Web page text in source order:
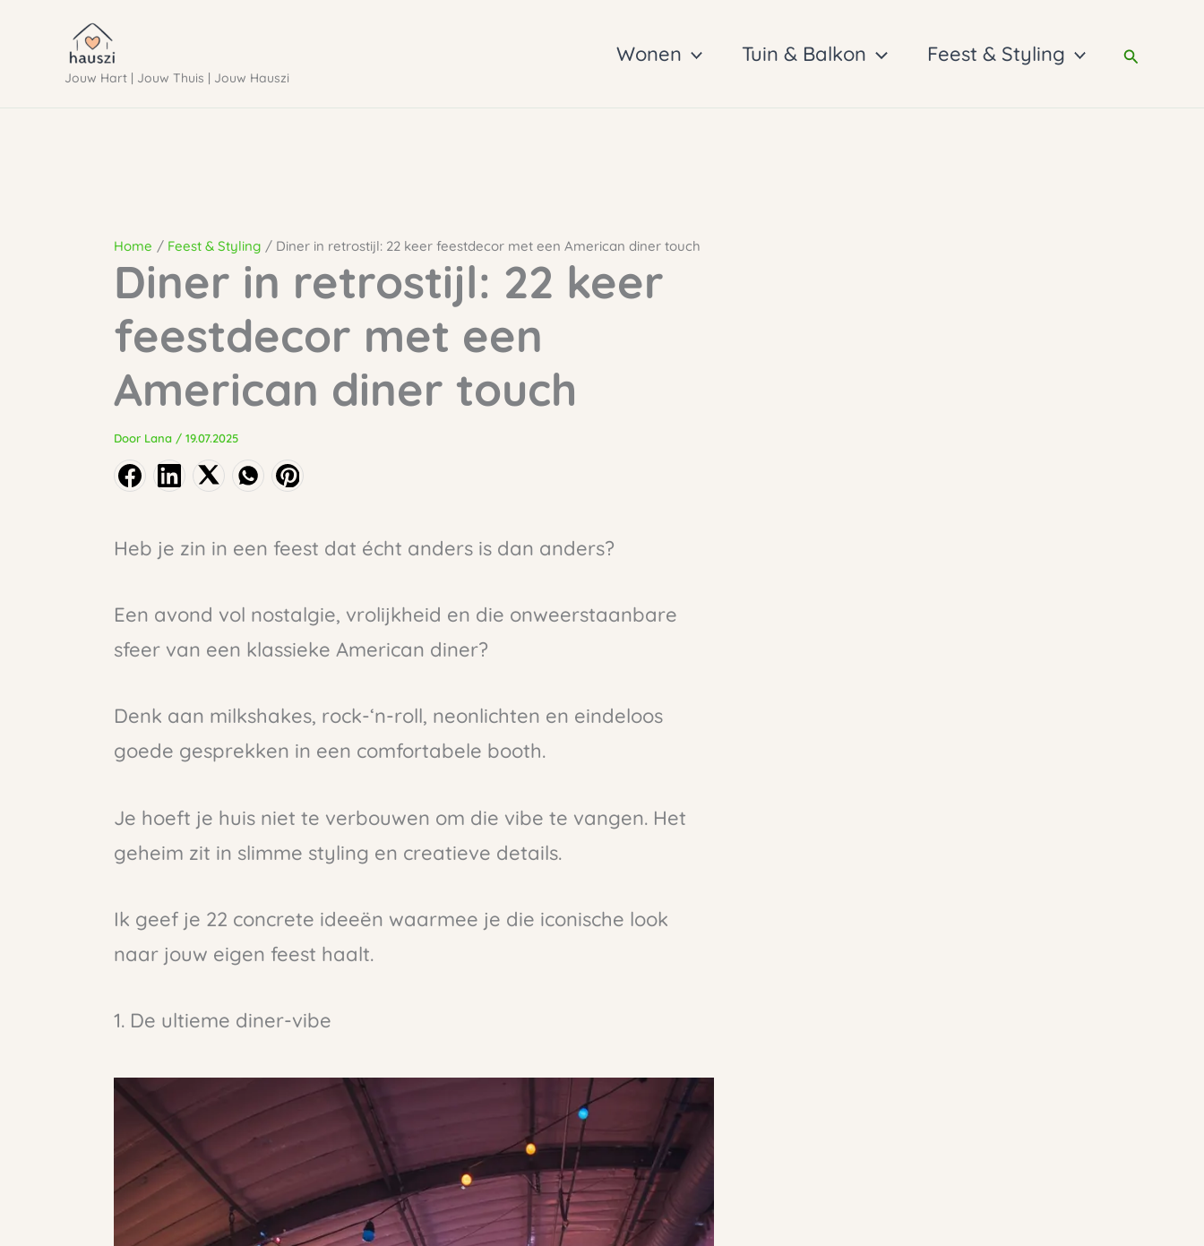
Jouw Hart | Jouw Thuis | Jouw Hauszi
Wonen Tuin & Balkon Feest & Styling Zoeken
Home Feest & Styling Diner in retrostijl: 22 keer feestdecor met een American diner touch
Diner in retrostijl: 22 keer
feestdecor met een
American diner touch
Door Lana / 19.07.2025
Heb je zin in een feest dat écht anders is dan anders?
Een avond vol nostalgie, vrolijkheid en die onweerstaanbare
sfeer van een klassieke American diner?
Denk aan milkshakes, rock-‘n-roll, neonlichten en eindeloos
goede gesprekken in een comfortabele booth.
Je hoeft je huis niet te verbouwen om die vibe te vangen. Het
geheim zit in slimme styling en creatieve details.
Ik geef je 22 concrete ideeën waarmee je die iconische look
naar jouw eigen feest haalt.
1. De ultieme diner-vibe